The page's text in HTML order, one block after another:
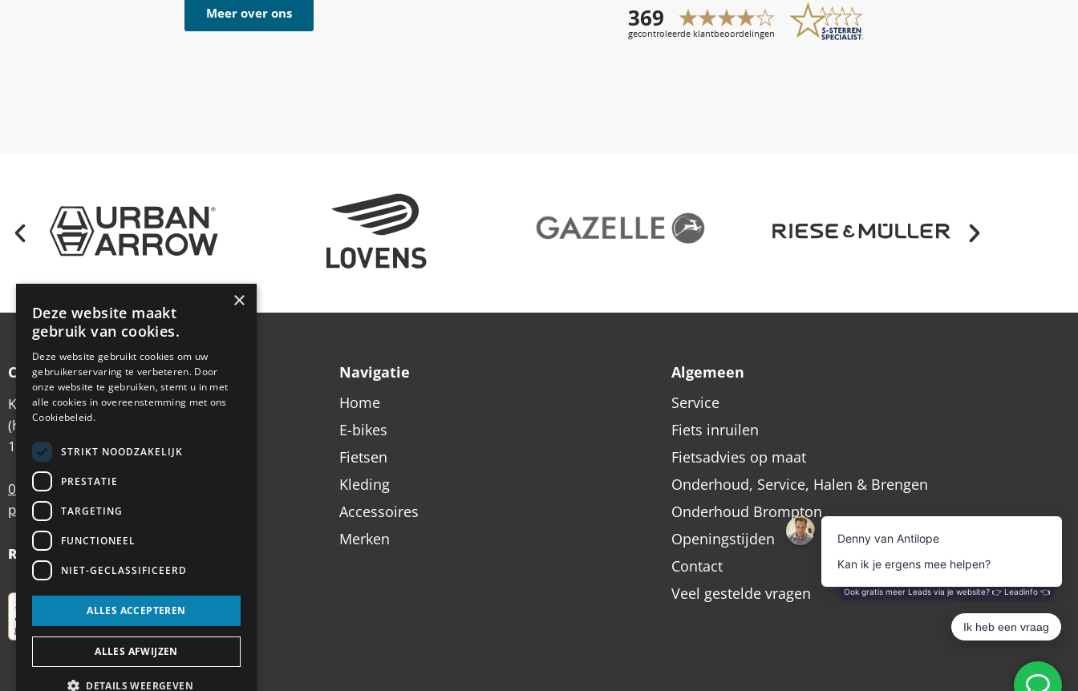
Meer over ons
Contactgegevens
Koningsstraat 6
(hoek Emmastraat)
1213 AX Hilversum
035 – 62 49 102
postbus@antilope.nl
Review Policy
Navigatie
Home
E-bikes
Fietsen
Kleding
Accessoires
Merken
Algemeen
Service
Fiets inruilen
Fietsadvies op maat
Onderhoud, Service, Halen & Brengen
Onderhoud Brompton
Openingstijden
Contact
Veel gestelde vragen
×
Deze website maakt
gebruik van cookies.
Deze website gebruikt cookies om uw
gebruikerservaring te verbeteren. Door
onze website te gebruiken, stemt u in met
alle cookies in overeenstemming met ons
Cookiebeleid.
STRIKT NOODZAKELIJK
PRESTATIE
TARGETING
FUNCTIONEEL
NIET-GECLASSIFICEERD
ALLES ACCEPTEREN
ALLES AFWIJZEN
DETAILS WEERGEVEN